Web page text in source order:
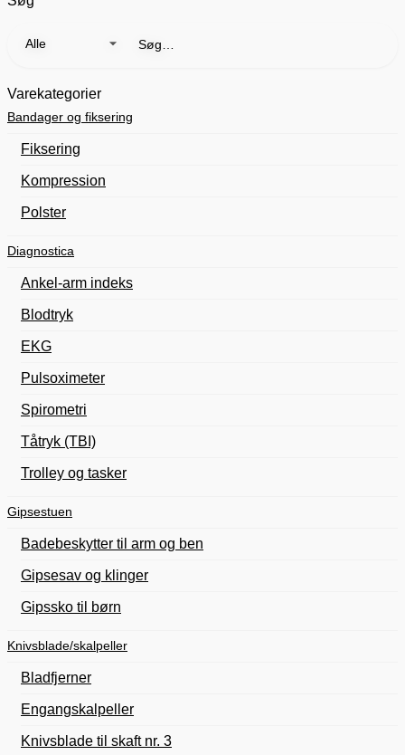
efter:
Varekategorier
Bandager og fiksering
Fiksering
Kompression
Polster
Diagnostica
Ankel-arm indeks
Blodtryk
EKG
Pulsoximeter
Spirometri
Tåtryk (TBI)
Trolley og tasker
Gipsestuen
Badebeskytter til arm og ben
Gipsesav og klinger
Gipssko til børn
Knivsblade/skalpeller
Bladfjerner
Engangskalpeller
Knivsblade til skaft nr. 3